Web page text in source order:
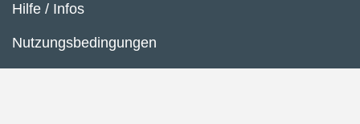
Hilfe / Infos
Nutzungsbedingungen